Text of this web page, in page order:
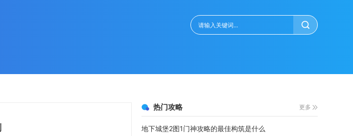
热门攻略 更多
地下城堡2图1门神攻略的最佳构筑是什么